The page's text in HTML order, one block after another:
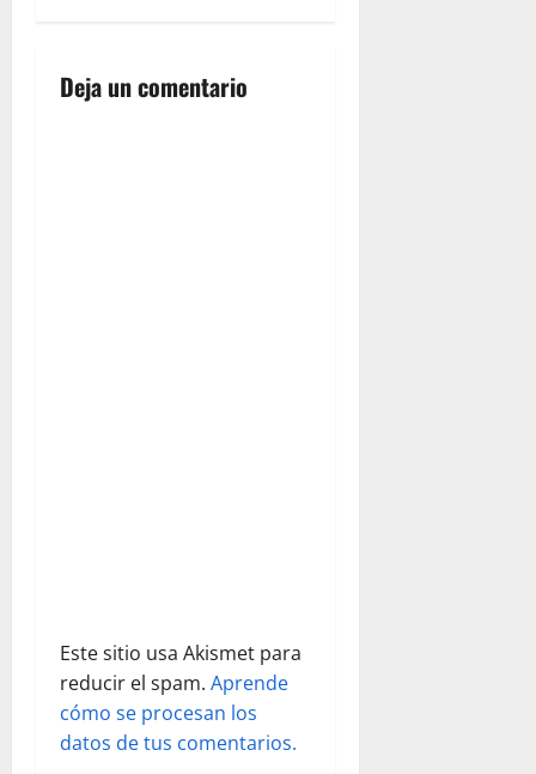
LAS…
c
a
s
Deja un comentario
Este sitio usa Akismet para
reducir el spam. Aprende
cómo se procesan los
datos de tus comentarios.